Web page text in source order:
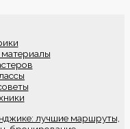
лучшие маршруты,